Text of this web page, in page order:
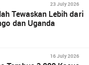
23 July 2026
Tewaskan Lebih dari
dan Uganda
16 July 2026